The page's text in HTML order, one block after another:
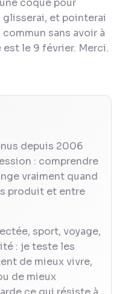
glisserai, et pointerai
sans avoir à
le 9 février. Merci.
depuis 2006
: comprendre
vraiment quand
produit et entre
sport, voyage,
: je teste les
de mieux vivre,
de mieux